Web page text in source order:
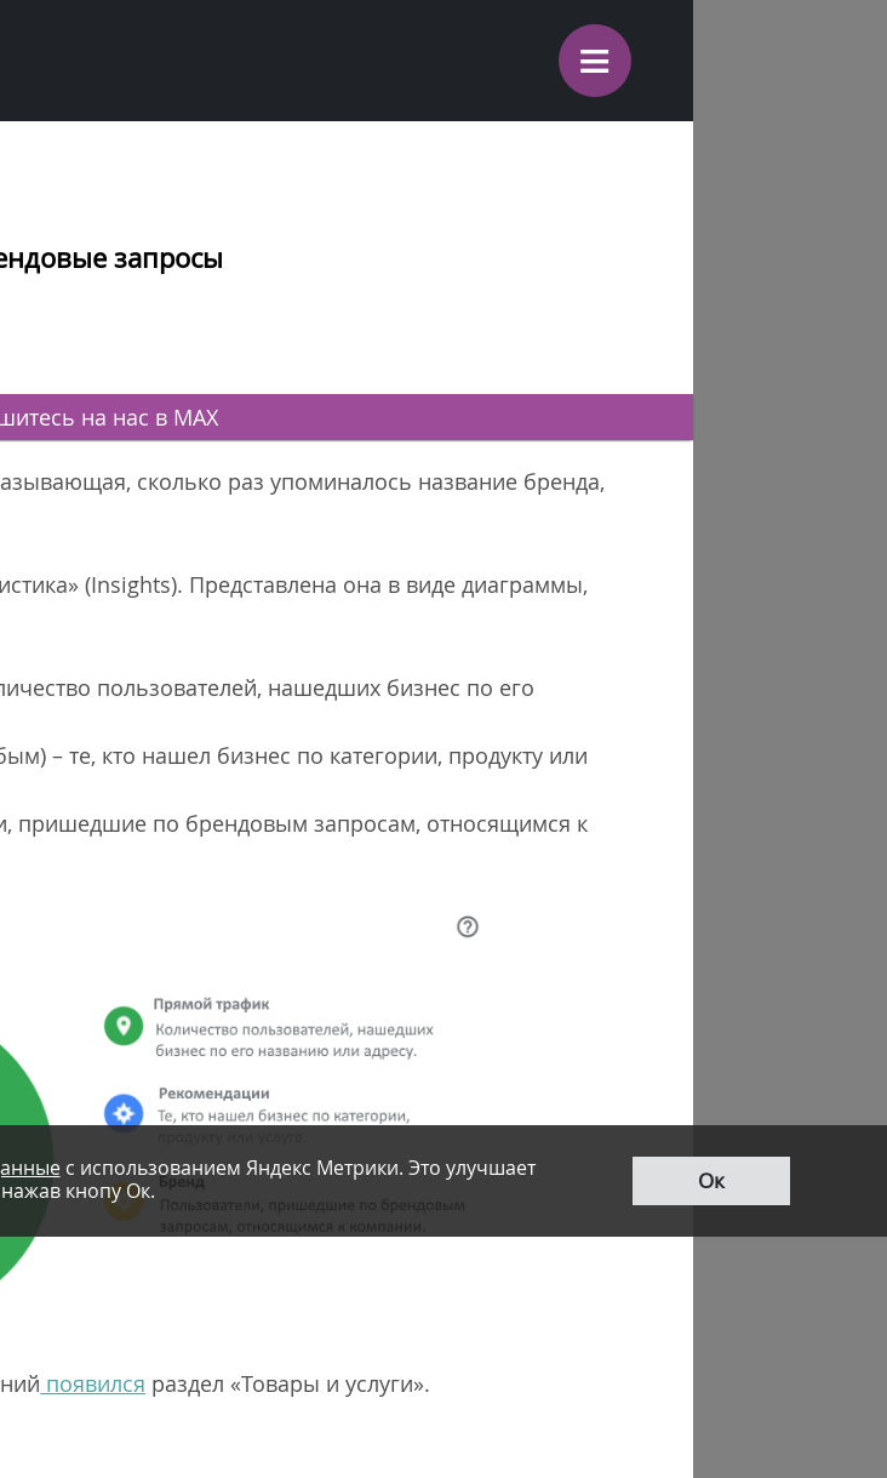
≡
запросы
на нас в MAX
сколько раз упоминалось название бренда,
(Insights). Представлена она в виде диаграммы,
пользователей, нашедших бизнес по его
– те, кто нашел бизнес по категории, продукту или
пришедшие по брендовым запросам, относящимся к
появился раздел «Товары и услуги».
с использованием Яндекс Метрики. Это улучшает
кнопу Ок.
Ок